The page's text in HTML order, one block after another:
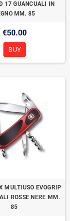
17 GUANCUALI IN
MM. 85
€50.00
BUY
MULTIUSO EVOGRIP
ROSSE NERE MM.
85